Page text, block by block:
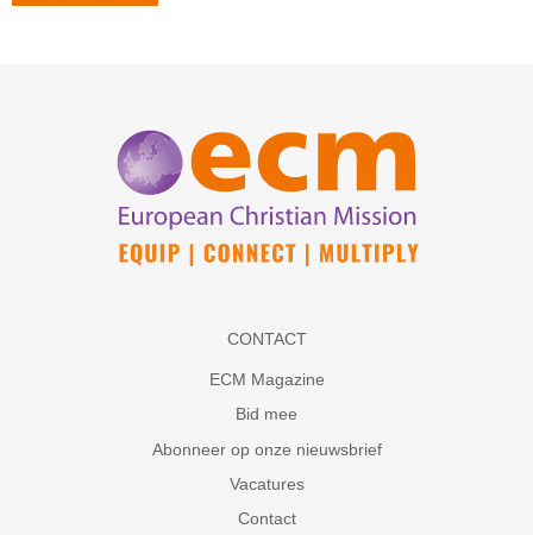
CONTACT
ECM Magazine
Bid mee
Abonneer op onze nieuwsbrief
Vacatures
Contact